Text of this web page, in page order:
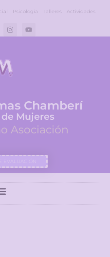
Psicología Talleres Actividades
Chamberí
Mujeres
Asociación
EVALUACIÓN